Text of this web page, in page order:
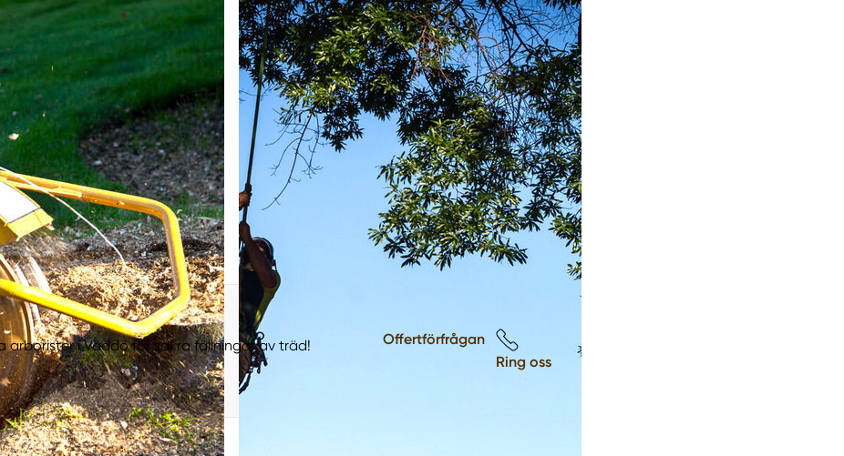
arborister i Väddö för säkra fällningar av träd!
Offertförfrågan
Ring oss